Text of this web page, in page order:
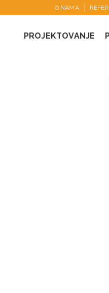
O NAMA
PROJEKTOVANJE